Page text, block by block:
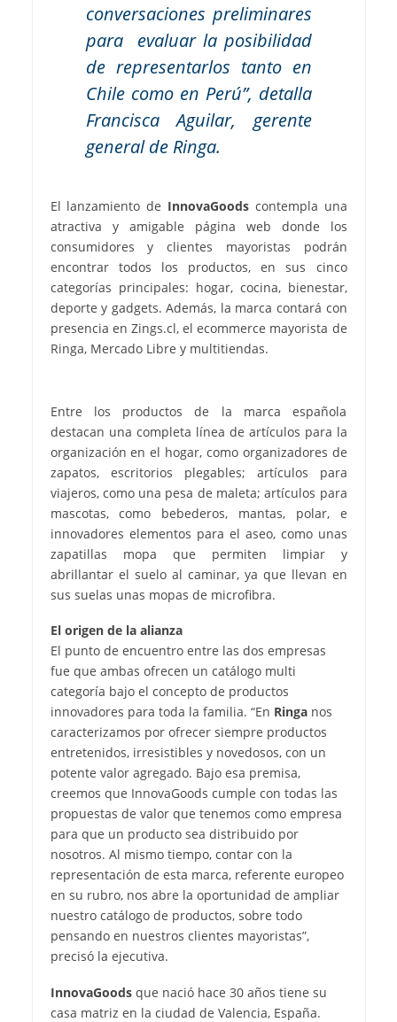
conversaciones preliminares
para evaluar la posibilidad
de representarlos tanto en
Chile como en Perú”, detalla
Francisca Aguilar, gerente
general de Ringa.
El lanzamiento de InnovaGoodscontempla una
atractiva y amigable página web donde los
consumidores y clientes mayoristas podrán
encontrar todos los productos, en sus cinco
categorías principales: hogar, cocina, bienestar,
deporte y gadgets. Además, la marca contará con
presencia en Zings.cl, el ecommerce mayorista de
Ringa, Mercado Libre y multitiendas.
Entre los productos de la marca española
destacan una completa línea de artículos para la
organización en el hogar, como organizadores de
zapatos, escritorios plegables; artículos para
viajeros, como una pesa de maleta; artículos para
mascotas, como bebederos, mantas, polar, e
innovadores elementos para el aseo, como unas
zapatillas mopa que permiten limpiar y
abrillantar el suelo al caminar, ya que llevan en
sus suelas unas mopas de microfibra.
El origen de la alianza
El punto de encuentro entre las dos empresas
fue que ambas ofrecen un catálogo multi
categoría bajo el concepto de productos
innovadores para toda la familia. “En Ringa nos
caracterizamos por ofrecer siempre productos
entretenidos, irresistibles y novedosos, con un
potente valor agregado. Bajo esa premisa,
creemos que InnovaGoods cumple con todas las
propuestas de valor que tenemos como empresa
para que un producto sea distribuido por
nosotros. Al mismo tiempo, contar con la
representación de esta marca, referente europeo
en su rubro, nos abre la oportunidad de ampliar
nuestro catálogo de productos, sobre todo
pensando en nuestros clientes mayoristas”,
precisó la ejecutiva.
InnovaGoods que nació hace 30 años tiene su
casa matriz en la ciudad de Valencia, España.